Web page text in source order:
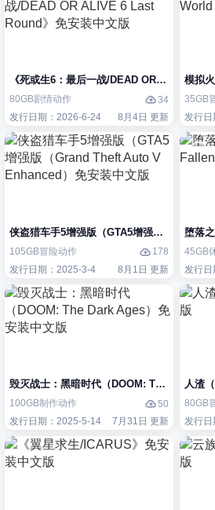
《死或生6：最后一战/DEAD OR ALIVE 6
80GB剧情动作
34
发行日期：2026-6-24
8月4日 更新
模拟
35GB
发行
侠盗猎车手5增强版（GTA5增强版（Grand
105GB冒险动作
178
发行日期：2025-3-4
8月1日 更新
堕落
45GB
发行
毁灭战士：黑暗时代（DOOM: The Dark
100GB制作动作
50
发行日期：2025-5-14
7月31日 更新
人渣
80GB
发行